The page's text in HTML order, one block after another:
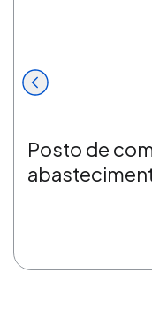
Posto de